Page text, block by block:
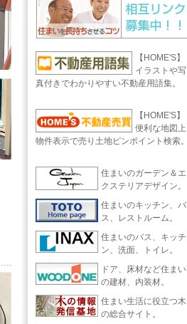
【HOME'S】
イラストや写
真付きでわかりやすい不動産用語集。
【HOME'S】
便利な地図上
物件表示で売り土地ピンポイント検索。
住まいのガーデン＆エ
クステリアデザイン。
住まいのキッチン、バ
ス、レストルーム。
住まいのバス、キッチ
ン、洗面、トイレ。
ドア、床材など住まい
の建材、内装材。
住まい生活に役立つ木
の総合サイト。